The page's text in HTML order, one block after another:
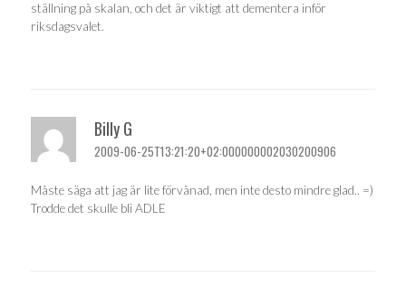
ställning på skalan, och det är viktigt att dementera inför
riksdagsvalet.
Billy G
2009-06-25T13:21:20+02:000000002030200906
Måste säga att jag är lite förvånad, men inte desto mindre glad.. =)
Trodde det skulle bli ADLE